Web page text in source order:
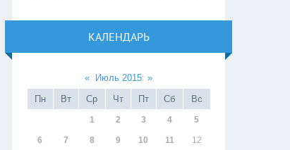
КАЛЕНДАРЬ
« Июль 2015 »
Пн
Вт Ср Чт Пт Сб Вс
1 2 3 4 5
6 7 8 9 10 11 12